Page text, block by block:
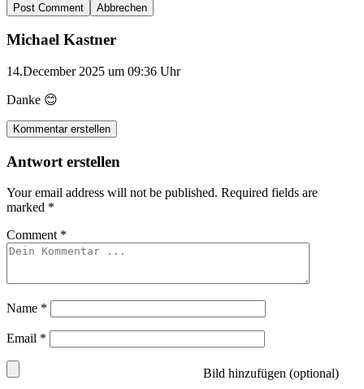
Abbrechen
Michael Kastner
14.December 2025 um 09:36 Uhr
Danke 😊
Kommentar erstellen
Antwort erstellen
Your email address will not be published. Required fields are
marked *
Comment *
Name *
Email *
Bild hinzufügen (optional)